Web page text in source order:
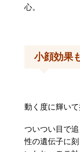
心。
小顔効果
動く度に輝い
ついつい目で
性の遺伝子に